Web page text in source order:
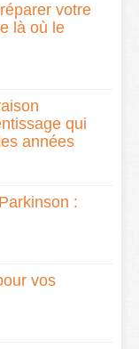
votre
là où le
qui
années
:
vos